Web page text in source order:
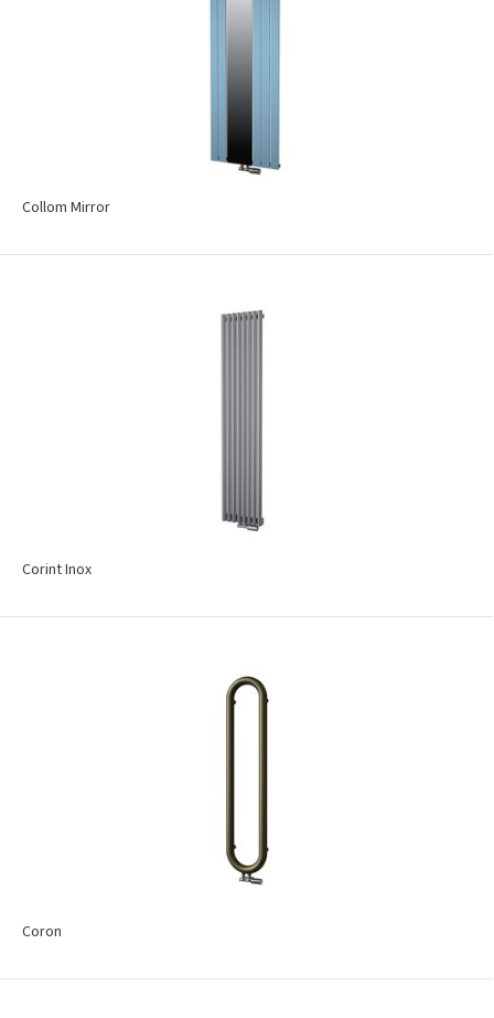
Collom Mirror
Corint Inox
Coron